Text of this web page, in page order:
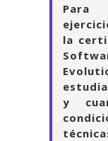
Para
la
y